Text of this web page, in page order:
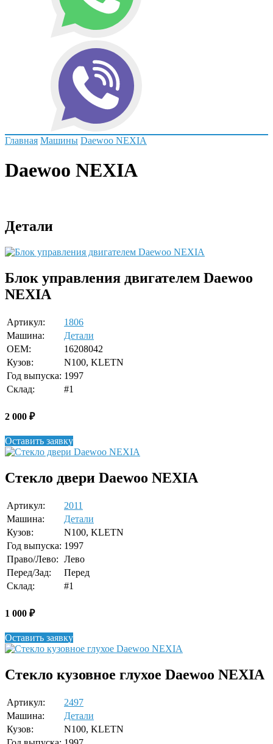
Главная Машины Daewoo NEXIA
Daewoo NEXIA
Детали
Блок управления двигателем Daewoo
NEXIA
Артикул:
1806
Машина:
Детали
OEM:
16208042
Кузов:
N100, KLETN
Год выпуска: 1997
Склад:
#1
2 000 ₽
Оставить заявку
Стекло двери Daewoo NEXIA
Артикул:
2011
Машина:
Детали
Кузов:
N100, KLETN
Год выпуска: 1997
Право/Лево: Лево
Перед/Зад:
Перед
Склад:
#1
1 000 ₽
Оставить заявку
Стекло кузовное глухое Daewoo NEXIA
Артикул:
2497
Машина:
Детали
Кузов:
N100, KLETN